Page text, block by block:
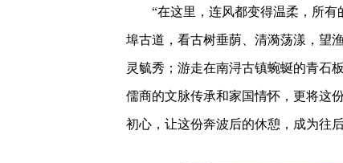
“在这里，连风都变得温柔，所有
埠古道，看古树垂荫、清漪荡漾，望
灵毓秀；游走在南浔古镇蜿蜒的青石
儒商的文脉传承和家国情怀，更将这
初心，让这份奔波后的休憩，成为往